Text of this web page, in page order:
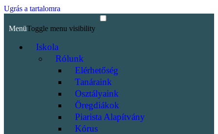
Ugrás a tartalomra
MenüToggle menu visibility
Iskola
Rólunk
Elérhetőség
Tanáraink
Osztályaink
Öregdiákok
Piarista Alapítvány
Kórus